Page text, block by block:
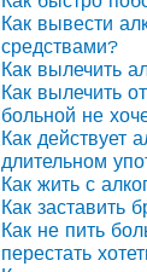
Как вывести
средствами?
Как вылечить
Как вылечить
больной не
Как действует
длительном
Как жить с
Как заставить
Как не пить
перестать